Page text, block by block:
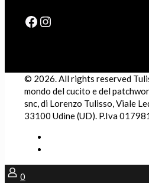
Facebook
Instagram
© 2026. All rights reserved
mondo del cucito e del
snc, di Lorenzo Tulisso, Viale
33100 Udine (UD). P.Iva
0